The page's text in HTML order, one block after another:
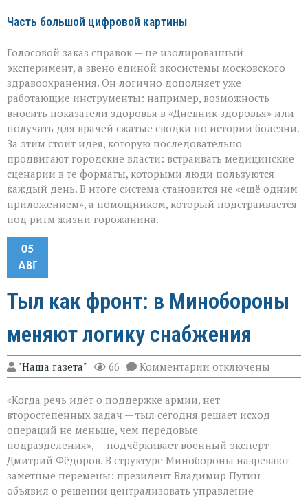
Часть большой цифровой картины
Голосовой заказ справок — не изолированный
эксперимент, а звено единой экосистемы московского
здравоохранения. Он логично дополняет уже
работающие инструменты: например, возможность
вносить показатели здоровья в «Дневник здоровья» или
получать для врачей сжатые сводки по истории болезни.
За этим стоит идея, которую последовательно
продвигают городские власти: встраивать медицинские
сценарии в те форматы, которыми люди пользуются
каждый день. В итоге система становится не «ещё одним
приложением», а помощником, который подстраивается
под ритм жизни горожанина.
05
АВГ
Тыл как фронт: в Минобороны
меняют логику снабжения
"Наша газета" 66 Комментарии к
записи
как
фронт:
меняют
логику
снабжения
отключены
«Когда речь идёт о поддержке армии, нет
второстепенных задач — тыл сегодня решает исход
операций не меньше, чем передовые
подразделения», — подчёркивает военный эксперт
Дмитрий Фёдоров. В структуре Минобороны назревают
заметные перемены: президент Владимир Путин
объявил о решении централизовать управление